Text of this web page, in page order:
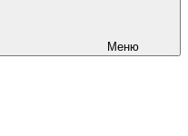
Меню